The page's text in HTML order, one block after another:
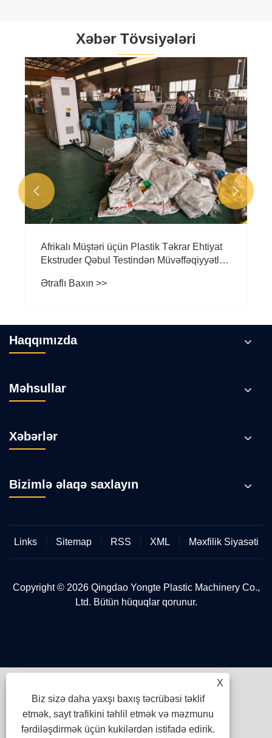
Xəbər Tövsiyələri
Afrikalı Müştəri üçün Plastik Təkrar Ehtiyat
Ekstruder Qəbul Testindən Müvəffəqiyyətlə
Ətraflı Baxın >>
 
Haqqımızda
Məhsullar
Xəbərlər
Bizimlə əlaqə saxlayın
Links Sitemap RSS XML Məxfilik Siyasəti
Copyright © 2026 Qingdao Yongte Plastic Machinery Co.,
Ltd. Bütün hüquqlar qorunur.
X
Biz sizə daha yaxşı baxış təcrübəsi təklif
etmək, sayt trafikini təhlil etmək və məzmunu
fərdiləşdirmək üçün kukilərdən istifadə edirik.